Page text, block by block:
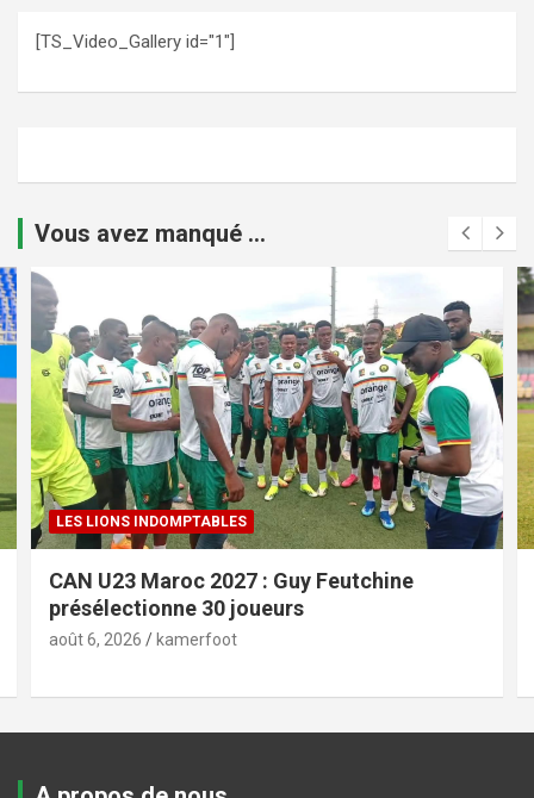
[TS_Video_Gallery id="1"]
Vous avez manqué ...
LES LIONS INDOMPTABLES
CAN U23 Maroc 2027 : Guy Feutchine
présélectionne 30 joueurs
août 6, 2026 kamerfoot